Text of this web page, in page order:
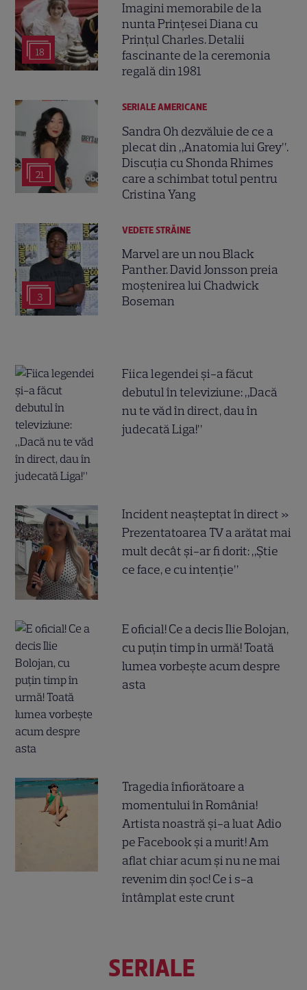
18
Imagini memorabile de la
nunta Prințesei Diana cu
Prințul Charles. Detalii
fascinante de la ceremonia
regală din 1981
21
SERIALE AMERICANE
Sandra Oh dezvăluie de ce a
plecat din „Anatomia lui Grey”.
Discuția cu Shonda Rhimes
care a schimbat totul pentru
Cristina Yang
3
VEDETE STRĂINE
Marvel are un nou Black
Panther. David Jonsson preia
moștenirea lui Chadwick
Boseman
Fiica legendei și-a făcut
debutul în televiziune: „Dacă
nu te văd în direct, dau în
judecată Liga!”
Incident neașteptat în direct »
Prezentatoarea TV a arătat mai
mult decât și-ar fi dorit: „Știe
ce face, e cu intenție”
E oficial! Ce a decis Ilie Bolojan,
cu puțin timp în urmă! Toată
lumea vorbește acum despre
asta
Tragedia înfiorătoare a
momentului în România!
Artista noastră și-a luat Adio
pe Facebook și a murit! Am
aflat chiar acum și nu ne mai
revenim din șoc! Ce i s-a
întâmplat este crunt
SERIALE